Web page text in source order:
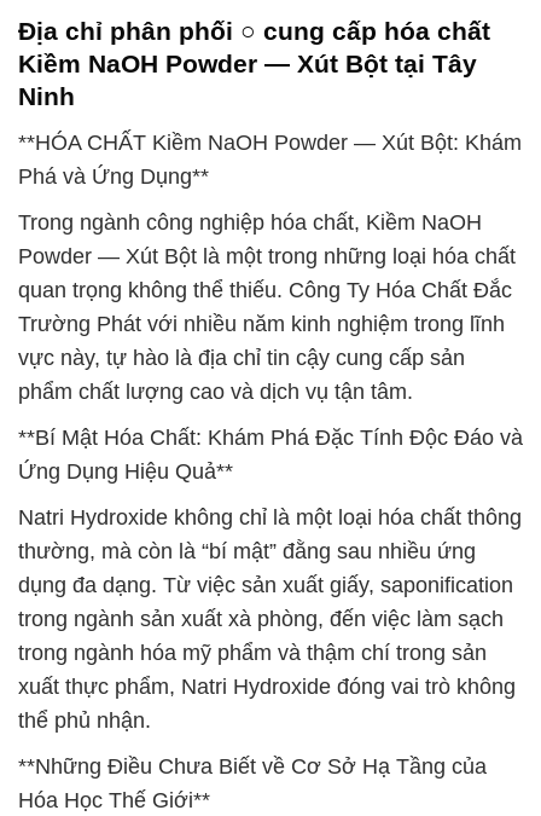
Địa chỉ phân phối ○ cung cấp hóa chất
Kiềm NaOH Powder — Xút Bột tại Tây
Ninh
**HÓA CHẤT Kiềm NaOH Powder — Xút Bột: Khám
Phá và Ứng Dụng**
Trong ngành công nghiệp hóa chất, Kiềm NaOH
Powder — Xút Bột là một trong những loại hóa chất
quan trọng không thể thiếu. Công Ty Hóa Chất Đắc
Trường Phát với nhiều năm kinh nghiệm trong lĩnh
vực này, tự hào là địa chỉ tin cậy cung cấp sản
phẩm chất lượng cao và dịch vụ tận tâm.
**Bí Mật Hóa Chất: Khám Phá Đặc Tính Độc Đáo và
Ứng Dụng Hiệu Quả**
Natri Hydroxide không chỉ là một loại hóa chất thông
thường, mà còn là “bí mật” đằng sau nhiều ứng
dụng đa dạng. Từ việc sản xuất giấy, saponification
trong ngành sản xuất xà phòng, đến việc làm sạch
trong ngành hóa mỹ phẩm và thậm chí trong sản
xuất thực phẩm, Natri Hydroxide đóng vai trò không
thể phủ nhận.
**Những Điều Chưa Biết về Cơ Sở Hạ Tầng của
Hóa Học Thế Giới**